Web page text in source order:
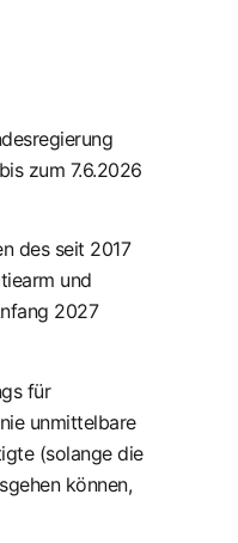
zum 7.6.2026
des seit 2017
und
2027
für
unmittelbare
(solange die
können,